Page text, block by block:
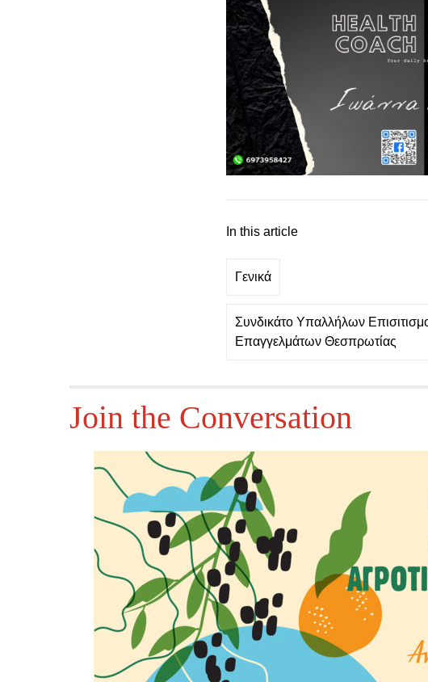
In this article
Γενικά
Συνδικάτο Υπαλλήλων
Επαγγελμάτων Θεσπρωτίας
Join the Conversation